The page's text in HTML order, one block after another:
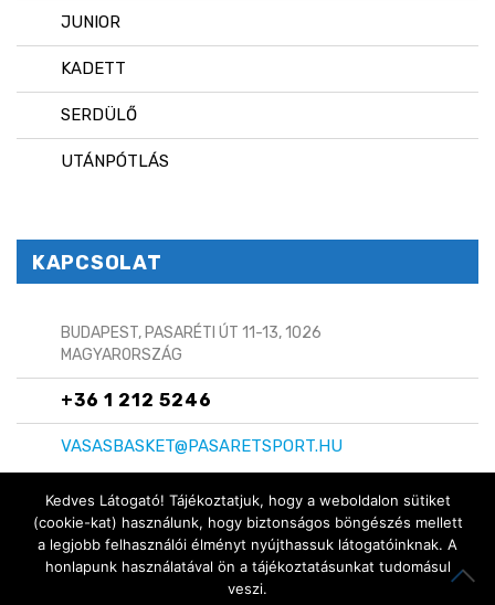
JUNIOR
KADETT
SERDÜLŐ
UTÁNPÓTLÁS
KAPCSOLAT
BUDAPEST, PASARÉTI ÚT 11-13, 1026
MAGYARORSZÁG
+36 1 212 5246
VASASBASKET@PASARETSPORT.HU
Copyright © 2024 Vasas Basket
ITT IS MEGTALÁLSZ:
Kedves Látogató! Tájékoztatjuk, hogy a weboldalon sütiket
(cookie-kat) használunk, hogy biztonságos böngészés mellett
a legjobb felhasználói élményt nyújthassuk látogatóinknak. A
honlapunk használatával ön a tájékoztatásunkat tudomásul
veszi.